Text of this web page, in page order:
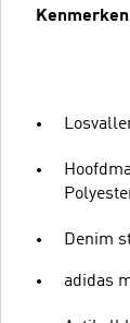
Kenmerken
Denim
adidas